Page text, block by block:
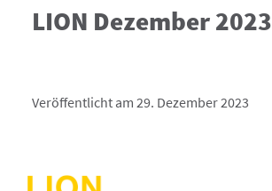
LION Dezember 2023
Veröffentlicht am 29. Dezember 2023